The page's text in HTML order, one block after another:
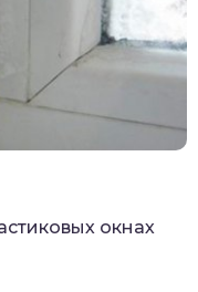
окнах